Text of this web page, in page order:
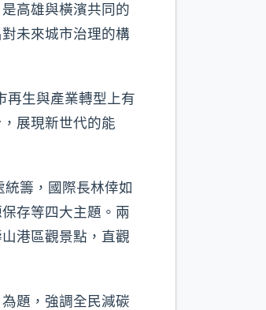
高雄與橫濱共同的
未來城市治理的構
再生與產業轉型上有
展現新世代的能
籌，國際長林倖如
存等四大主題。兩
港區觀景點，直觀
題，強調全民減碳